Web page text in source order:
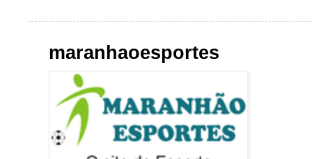
maranhaoesportes